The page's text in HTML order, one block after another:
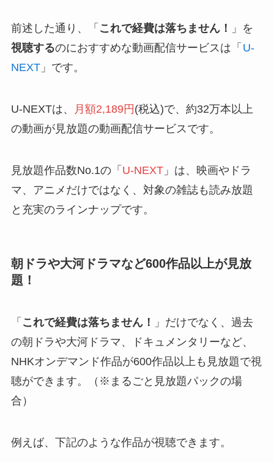
前述した通り、「 これで経費は落ちません！
」を
視聴するのにおすすめな動画配信サービスは「 U-
NEXT」です。
U-NEXTは、 月額2,189円(税込)で、約32万本以上
の動画が見放題の動画配信サービスです。
見放題作品数No.1の「 U-NEXT」は、映画やドラ
マ、アニメだけではなく、対象の雑誌も読み放題
と充実のラインナップです。
朝ドラや大河ドラマなど600作品以上が見放
題！
「 これで経費は落ちません！
」だけでなく、過去
の朝ドラや大河ドラマ、ドキュメンタリーなど、
NHKオンデマンド作品が600作品以上も見放題で視
聴ができます。（※まるごと見放題パックの場
合）
例えば、下記のような作品が視聴できます。